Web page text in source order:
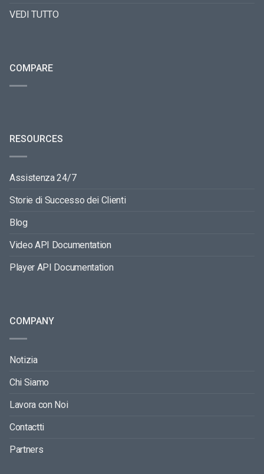
VEDI TUTTO
COMPARE
RESOURCES
Assistenza 24/7
Storie di Successo dei Clienti
Blog
Video API Documentation
Player API Documentation
COMPANY
Notizia
Chi Siamo
Lavora con Noi
Contactti
Partners